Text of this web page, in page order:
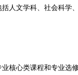
人文学科、社会科学
心类课程和专业选